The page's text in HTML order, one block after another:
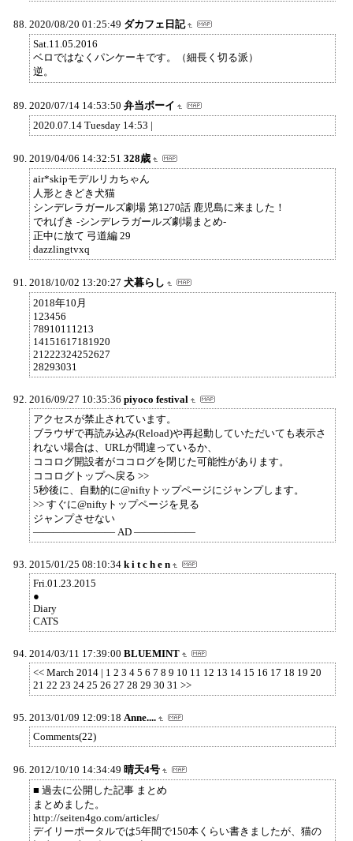
2020/08/20 01:25:49 ダカフェ日記
Sat.11.05.2016
ベロではなくパンケーキです。（細長く切る派）
逆。
2020/07/14 14:53:50 弁当ボーイ
2020.07.14 Tuesday 14:53 |
2019/04/06 14:32:51 328歳
air*skipモデルリカちゃん
人形ときどき犬猫
シンデレラガールズ劇場 第1270話 鹿児島に来ました！
でれげき -シンデレラガールズ劇場まとめ-
正中に放て 弓道編 29
dazzlingtvxq
2018/10/02 13:20:27 犬暮らし
2018年10月
123456
78910111213
14151617181920
21222324252627
28293031
2016/09/27 10:35:36 piyoco festival
アクセスが禁止されています。
ブラウザで再読み込み(Reload)や再起動していただいても表示さ
れない場合は、URLが間違っているか、
ココログ開設者がココログを閉じた可能性があります。
ココログトップへ戻る >>
5秒後に、自動的に@niftyトップページにジャンプします。
>> すぐに@niftyトップページを見る
ジャンプさせない
―――――――― AD ――――――
2015/01/25 08:10:34 k i t c h e n
Fri.01.23.2015
●
Diary
CATS
2014/03/11 17:39:00 BLUEMINT
<< March 2014 | 1 2 3 4 5 6 7 8 9 10 11 12 13 14 15 16 17 18 19 20
21 22 23 24 25 26 27 28 29 30 31 >>
2013/01/09 12:09:18 Anne....
Comments(22)
2012/10/10 14:34:49 晴天4号
■ 過去に公開した記事 まとめ
まとめました。
http://seiten4go.com/articles/
デイリーポータルでは5年間で150本くらい書きましたが、猫の